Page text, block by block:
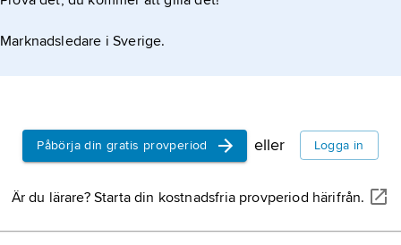
Marknadsledare i Sverige.
Påbörja din gratis provperiod eller Logga in
Är du lärare? Starta din kostnadsfria provperiod härifrån.